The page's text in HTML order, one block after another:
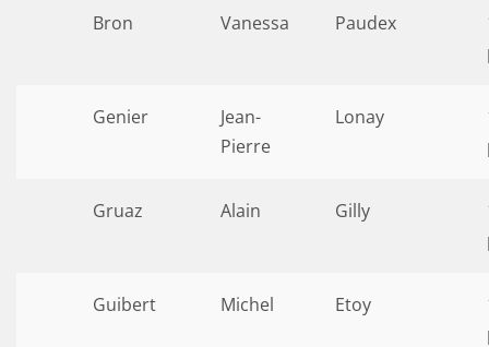
Bron Vanessa Paudex
Genier
Jean-
Pierre
Lonay
Gruaz Alain Gilly
Guibert Michel Etoy